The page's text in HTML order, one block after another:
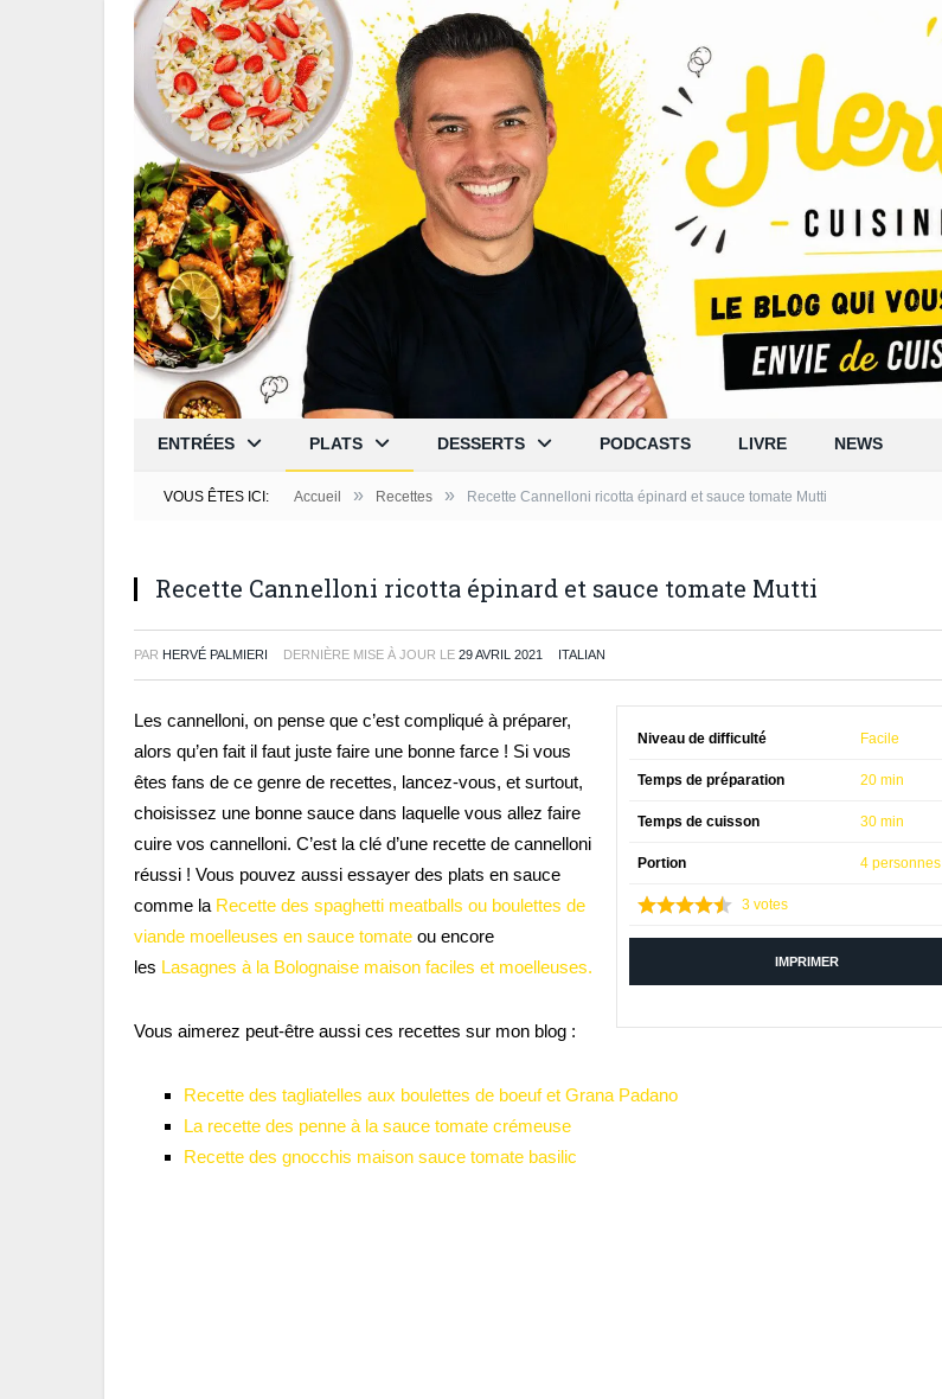
ENTRÉES PLATS DESSERTS PODCASTS LIVRE NEWS
VOUS ÊTES ICI: Accueil » Recettes » Recette Cannelloni ricotta épinard et sauce tomate Mutti
Recette Cannelloni ricotta épinard et sauce tomate Mutti
PAR HERVÉ PALMIERI DERNIÈRE MISE À JOUR LE 29 AVRIL 2021 ITALIAN
Niveau de difficulté Facile
Temps de préparation 20 min
Temps de cuisson 30 min
Portion 4 personnes
3votes
IMPRIMER
Les cannelloni, on pense que c’est compliqué à préparer,
alors qu’en fait il faut juste faire une bonne farce ! Si vous
êtes fans de ce genre de recettes, lancez-vous, et surtout,
choisissez une bonne sauce dans laquelle vous allez faire
cuire vos cannelloni. C’est la clé d’une recette de cannelloni
réussi ! Vous pouvez aussi essayer des plats en sauce
comme la Recette des spaghetti meatballs ou boulettes de
viande moelleuses en sauce tomate ou encore
les Lasagnes à la Bolognaise maison faciles et moelleuses.
Vous aimerez peut-être aussi ces recettes sur mon blog :
Recette des tagliatelles aux boulettes de boeuf et Grana Padano
La recette des penne à la sauce tomate crémeuse
Recette des gnocchis maison sauce tomate basilic